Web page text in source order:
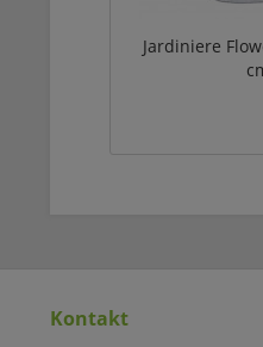
Jardiniere
Kontakt